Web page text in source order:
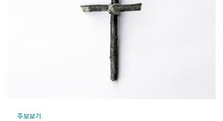
주보보기